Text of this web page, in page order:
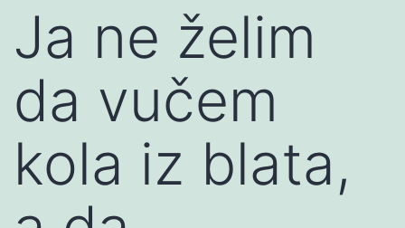
Ja ne želim
da vučem
kola iz blata,